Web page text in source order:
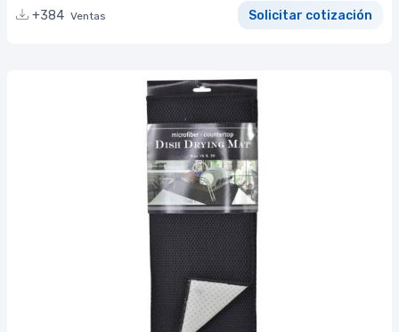
+384 Ventas Solicitar cotización